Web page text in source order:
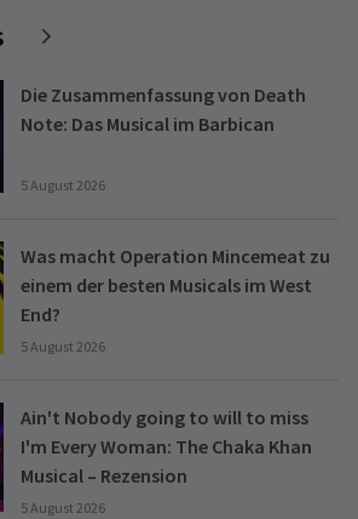
Die Zusammenfassung von Death
Note: Das Musical im Barbican
5 August 2026
Was macht Operation Mincemeat zu
einem der besten Musicals im West
End?
5 August 2026
Ain't Nobody going to will to miss
I'm Every Woman: The Chaka Khan
Musical – Rezension
5 August 2026